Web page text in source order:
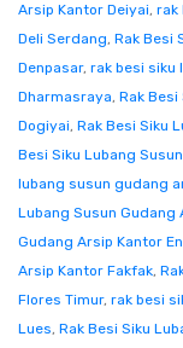
Arsip Kantor Deiyai, rak
Deli Serdang, Rak Besi
Denpasar, rak besi siku
Dharmasraya, Rak
Dogiyai, Rak Besi Siku
Besi Siku Lubang
lubang susun gudang
Lubang Susun Gudang
Gudang Arsip Kantor
Arsip Kantor Fakfak,
Flores Timur, rak besi
Lues, Rak Besi Siku